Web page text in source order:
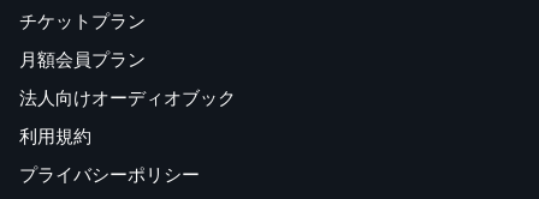
チケットプラン
月額会員プラン
法人向けオーディオブック
利用規約
プライバシーポリシー